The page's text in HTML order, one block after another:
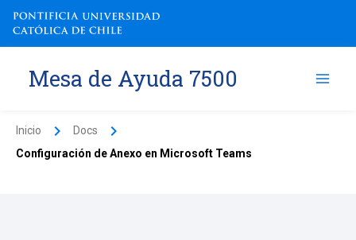
contenido
Mesa de Ayuda 7500
Inicio
Docs
Configuración de Anexo en Microsoft Teams